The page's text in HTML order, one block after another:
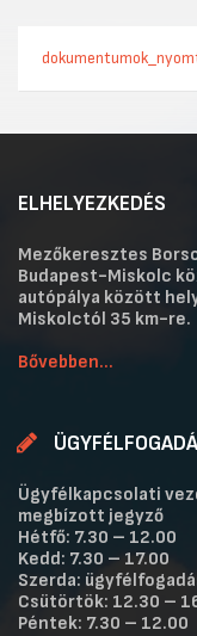
ELHELYEZKEDÉS
Mezőkeresztes
Budapest-Miskolc
autópálya között
Miskolctól 35 km-re.
Bővebben...
Ügyfélkapcsolati
megbízott jegyző
Hétfő: 7.30 – 12.00
Kedd: 7.30 – 17.00
Szerda:
Csütörtök: 12.30 –
Péntek: 7.30 – 12.00